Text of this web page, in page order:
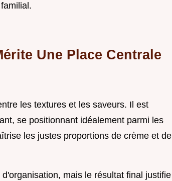
Une Place Centrale
les textures et les saveurs. Il est
se positionnant idéalement parmi les
les justes proportions de crème et de
mais le résultat final justifie